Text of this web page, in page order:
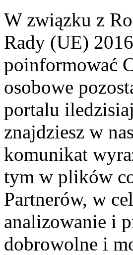
W związku z
Rady (UE)
poinformować
osobowe
portalu
znajdziesz w
komunikat
tym w plików
Partnerów, w
analizowanie i
dobrowolne i